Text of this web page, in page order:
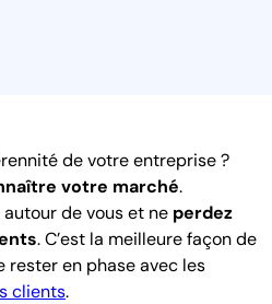
de votre entreprise ?
votre marché.
de vous et ne perdez
. C’est la meilleure façon de
rester en phase avec les
clients.